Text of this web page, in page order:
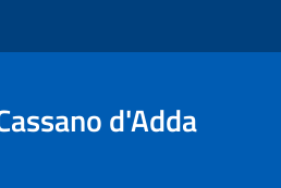
d'Adda